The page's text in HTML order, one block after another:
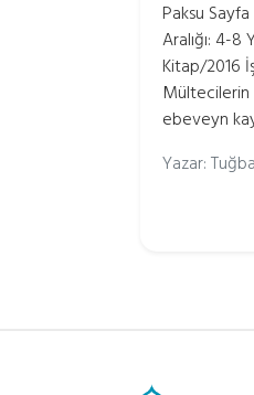
Paksu Sayfa
Aralığı: 4-8
Kitap/2016
Mültecilerin
ebeveyn
Yazar: